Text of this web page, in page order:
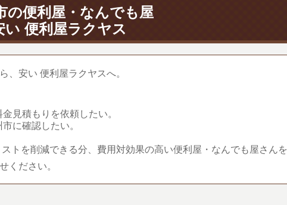
の便利屋・なんでも屋
い 便利屋ラクヤス
安い 便利屋ラクヤスへ。
見積もりを依頼したい。
に確認したい。
トを削減できる分、費用対効果の高い便利屋・なんでも屋さんを
ください。